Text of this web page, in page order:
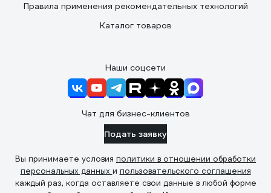
Правила применения рекомендательных технологий
Каталог товаров
Наши соцсети
Чат для бизнес-клиентов
Подать заявку
Вы принимаете условия политики в отношении обработки
персональных данных и пользовательского соглашения
каждый раз, когда оставляете свои данные в любой форме